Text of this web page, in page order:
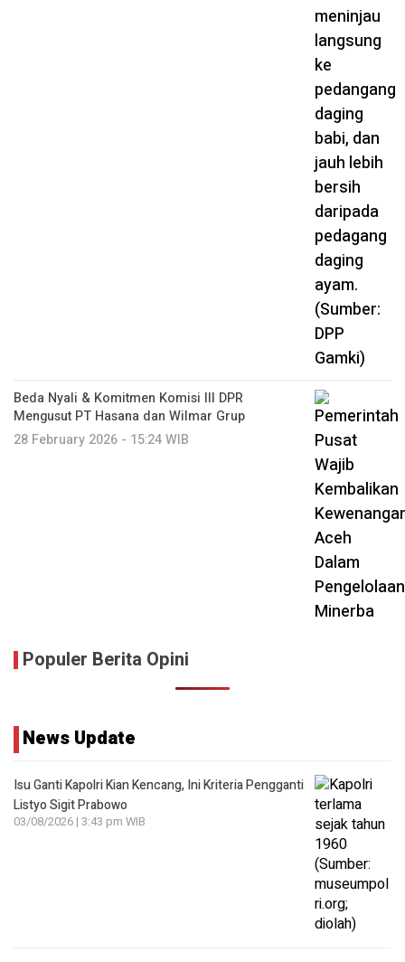
Beda Nyali & Komitmen Komisi III DPR
Mengusut PT Hasana dan Wilmar Grup
28 February 2026 - 15:24 WIB
Populer Berita Opini
News Update
Isu Ganti Kapolri Kian Kencang, Ini Kriteria Pengganti
Listyo Sigit Prabowo
03/08/2026 | 3:43 pm WIB